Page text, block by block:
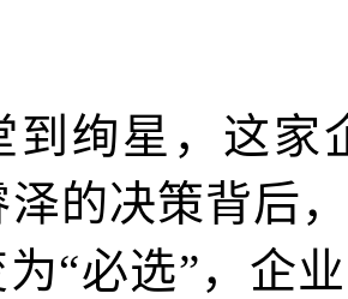
到绚星，这家
泽的决策背后
为“必选”，企